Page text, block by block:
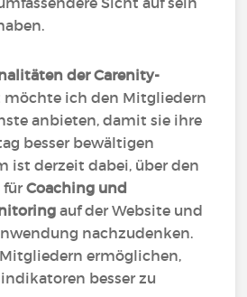
der Carenity-
ich den Mitgliedern
anbieten, damit sie ihre
besser bewältigen
ist derzeit dabei, über den
fürCoaching und
auf der Website und
nachzudenken.
ermöglichen,
besser zu